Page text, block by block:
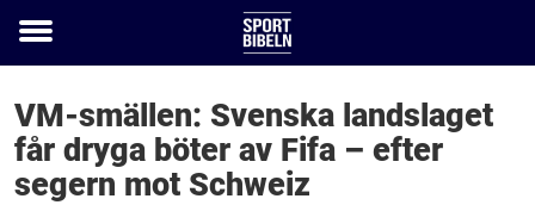
Toggle
VM-smällen: Svenska landslaget
får dryga böter av Fifa – efter
segern mot Schweiz